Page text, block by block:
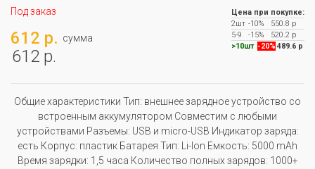
Под заказ
612 р. сумма
612 р.
Цена при покупке:
2шт -10%
550.8 р
5-9
-15%
520.2 р
>10шт -20% 489.6 р
Общие характеристики Тип: внешнее зарядное устройство со
встроенным аккумулятором Совместим с любыми
устройствами Разъемы: USB и micro-USB Индикатор заряда:
есть Корпус: пластик Батарея Тип: Li-Ion Емкость: 5000 mAh
Время зарядки: 1,5 часа Количество полных зарядов: 1000+